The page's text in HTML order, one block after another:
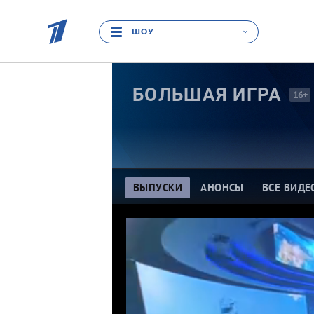
ШОУ
БОЛЬШАЯ ИГРА 16+
ВЫПУСКИ АНОНСЫ ВСЕ